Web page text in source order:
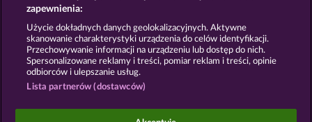
Prześlij wniosek o wypłatę
Gry społecznościowe mają przeznaczenie czysto
zapewnienia:
Użycie dokładnych danych geolokalizacyjnych. Aktywne
skanowanie charakterystyki urządzenia do celów identyfikacji.
Przechowywanie informacji na urządzeniu lub dostęp do nich.
Spersonalizowane reklamy i treści, pomiar reklam i treści, opinie
odbiorców i ulepszanie usług.
Lista partnerów (dostawców)